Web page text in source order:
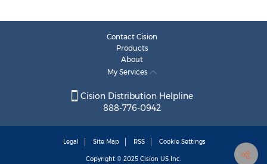
Contact Cision
Products
About
My Services
Cision Distribution Helpline
888-776-0942
Legal Site Map RSS Cookie Settings
Copyright © 2025 Cision US Inc.